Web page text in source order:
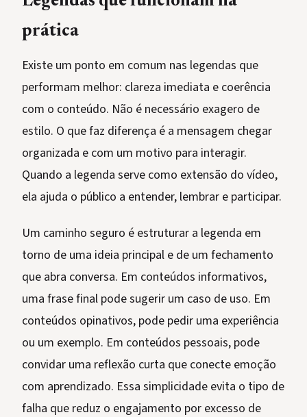
prática
Existe um ponto em comum nas legendas que
performam melhor: clareza imediata e coerência
com o conteúdo. Não é necessário exagero de
estilo. O que faz diferença é a mensagem chegar
organizada e com um motivo para interagir.
Quando a legenda serve como extensão do vídeo,
ela ajuda o público a entender, lembrar e participar.
Um caminho seguro é estruturar a legenda em
torno de uma ideia principal e de um fechamento
que abra conversa. Em conteúdos informativos,
uma frase final pode sugerir um caso de uso. Em
conteúdos opinativos, pode pedir uma experiência
ou um exemplo. Em conteúdos pessoais, pode
convidar uma reflexão curta que conecte emoção
com aprendizado. Essa simplicidade evita o tipo de
falha que reduz o engajamento por excesso de